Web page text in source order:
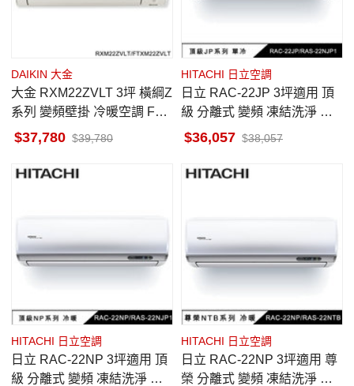
DAIKIN 大金
大金 RXM22ZVLT 3坪 橫綱Z
系列 變頻壁掛 冷暖空調 FTX
M22ZVLT 售價已折活動
37,780 39,780
HITACHI 日立空調
日立 RAC-22JP 3坪適用 頂
級 分離式 變頻 凍結洗淨 單
冷冷氣 RAS-22NJP1
36,057 38,057
HITACHI 日立空調
日立 RAC-22NP 3坪適用 頂
級 分離式 變頻 凍結洗淨 冷
HITACHI 日立空調
日立 RAC-22NP 3坪適用 尊
榮 分離式 變頻 凍結洗淨 冷